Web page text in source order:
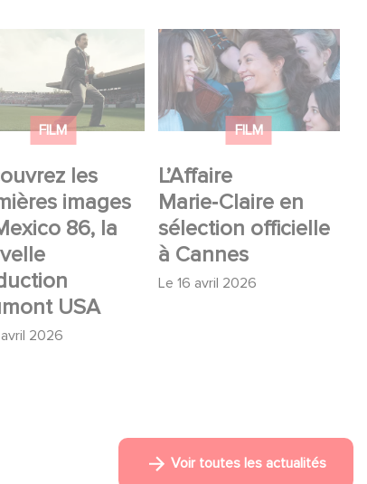
FILM
les
images
86, la
USA
2026
les
images de
86, la nouvelle
Gaumont
FILM
L’Affaire
Marie‑Claire en
sélection officielle
à Cannes
Le 16 avril 2026
L’Affaire Marie‑Claire
en sélection officielle à
Cannes
Voir toutes les actualités